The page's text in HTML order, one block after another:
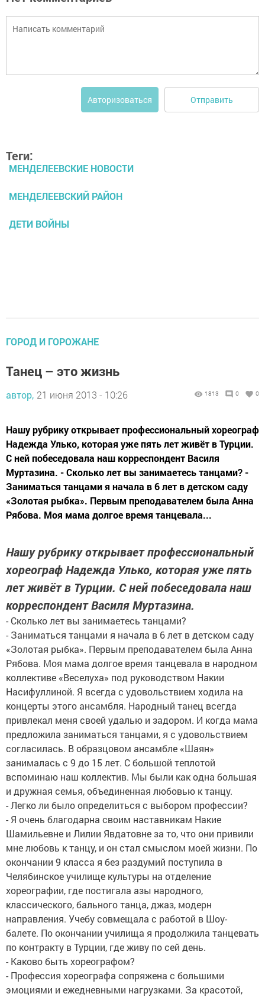
Авторизоваться Отправить
Теги:
МЕНДЕЛЕЕВСКИЕ НОВОСТИ
МЕНДЕЛЕЕВСКИЙ РАЙОН
ДЕТИ ВОЙНЫ
ГОРОД И ГОРОЖАНЕ
Танец – это жизнь
автор, 21 июня 2013 - 10:26 1813 0 0
Нашу рубрику открывает профессиональный хореограф
Надежда Улько, которая уже пять лет живёт в Турции.
С ней побеседовала наш корреспондент Василя
Муртазина. - Сколько лет вы занимаетесь танцами? -
Заниматься танцами я начала в 6 лет в детском саду
«Золотая рыбка». Первым преподавателем была Анна
Рябова. Моя мама долгое время танцевала...
Нашу рубрику открывает профессиональный
хореограф Надежда Улько, которая уже пять
лет живёт в Турции. С ней побеседовала наш
корреспондент Василя Муртазина.
- Сколько лет вы занимаетесь танцами?
- Заниматься танцами я начала в 6 лет в детском саду
«Золотая рыбка». Первым преподавателем была Анна
Рябова. Моя мама долгое время танцевала в народном
коллективе «Веселуха» под руководством Накии
Насифуллиной. Я всегда с удовольствием ходила на
концерты этого ансамбля. Народный танец всегда
привлекал меня своей удалью и задором. И когда мама
предложила заниматься танцами, я с удовольствием
согласилась. В образцовом ансамбле «Шаян»
занималась с 9 до 15 лет. С большой теплотой
вспоминаю наш коллектив. Мы были как одна большая
и дружная семья, объединенная любовью к танцу.
- Легко ли было определиться с выбором профессии?
- Я очень благодарна своим наставникам Накие
Шамильевне и Лилии Явдатовне за то, что они привили
мне любовь к танцу, и он стал смыслом моей жизни. По
окончании 9 класса я без раздумий поступила в
Челябинское училище культуры на отделение
хореографии, где постигала азы народного,
классического, бального танца, джаз, модерн
направления. Учебу совмещала с работой в Шоу-
балете. По окончании училища я продолжила танцевать
по контракту в Турции, где живу по сей день.
- Каково быть хореографом?
- Профессия хореографа сопряжена с большими
эмоциями и ежедневными нагрузками. За красотой,